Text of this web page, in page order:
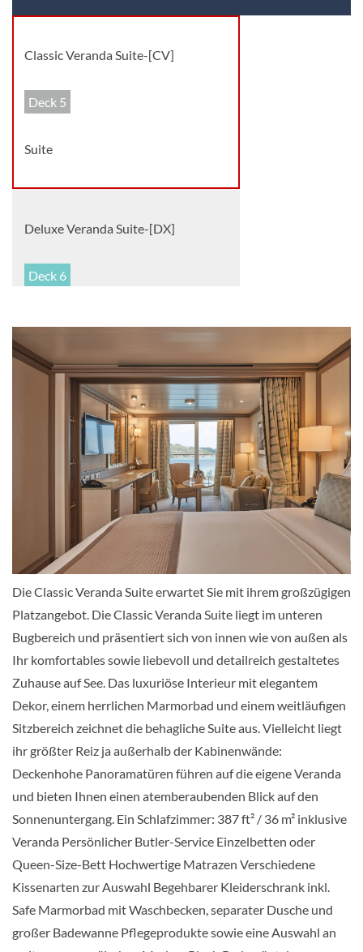
Classic Veranda Suite-[CV]
Deck 5
Suite
Deluxe Veranda Suite-[DX]
Deck 6
Grand 1 Suite-[G1]
Grand 2 Suite-[G2]
Suite
Owner’s 1 Suite-[O1]
Deck 9
Suite
Die Classic Veranda Suite erwartet Sie mit ihrem großzügigen
Platzangebot. Die Classic Veranda Suite liegt im unteren
Bugbereich und präsentiert sich von innen wie von außen als
Ihr komfortables sowie liebevoll und detailreich gestaltetes
Zuhause auf See. Das luxuriöse Interieur mit elegantem
Dekor, einem herrlichen Marmorbad und einem weitläufigen
Sitzbereich zeichnet die behagliche Suite aus. Vielleicht liegt
ihr größter Reiz ja außerhalb der Kabinenwände:
Deckenhohe Panoramatüren führen auf die eigene Veranda
und bieten Ihnen einen atemberaubenden Blick auf den
Sonnenuntergang. Ein Schlafzimmer: 387 ft² / 36 m² inklusive
Veranda Persönlicher Butler-Service Einzelbetten oder
Queen-Size-Bett Hochwertige Matrazen Verschiedene
Kissenarten zur Auswahl Begehbarer Kleiderschrank inkl.
Safe Marmorbad mit Waschbecken, separater Dusche und
großer Badewanne Pflegeprodukte sowie eine Auswahl an